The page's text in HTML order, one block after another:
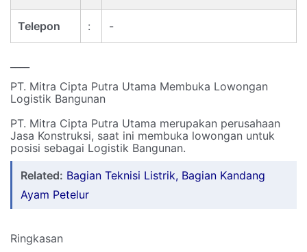
Telepon : -
PT. Mitra Cipta Putra Utama Membuka Lowongan
Logistik Bangunan
PT. Mitra Cipta Putra Utama merupakan perusahaan
Jasa Konstruksi, saat ini membuka lowongan untuk
posisi sebagai Logistik Bangunan.
Related: Bagian Teknisi Listrik, Bagian Kandang
Ayam Petelur
Ringkasan